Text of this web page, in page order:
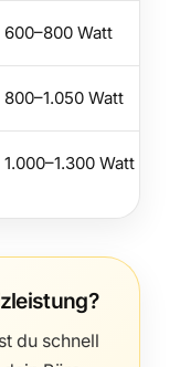
600–800 Watt
800–1.050 Watt
1.000–1.300 Watt
du schnell